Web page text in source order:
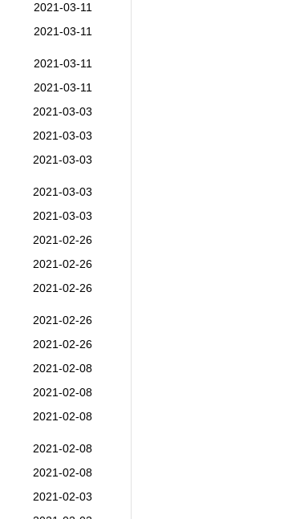
2021-03-11
2021-03-11
2021-03-11
2021-03-11
2021-03-03
2021-03-03
2021-03-03
2021-03-03
2021-03-03
2021-02-26
2021-02-26
2021-02-26
2021-02-26
2021-02-26
2021-02-08
2021-02-08
2021-02-08
2021-02-08
2021-02-08
2021-02-03